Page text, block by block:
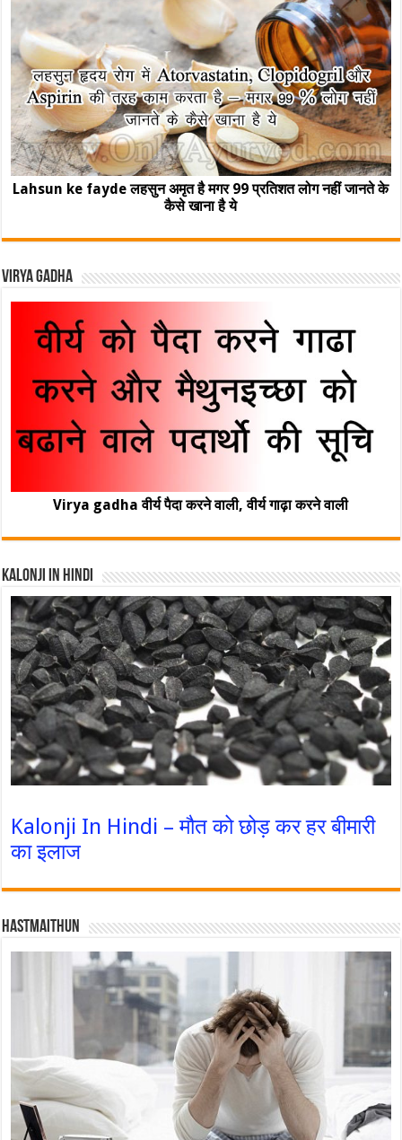
Lahsun ke fayde लहसुन अमृत है मगर 99 प्रतिशत लोग नहीं जानते के
कैसे खाना है ये
Virya Gadha
Virya gadha वीर्य पैदा करने वाली, वीर्य गाढ़ा करने वाली
Kalonji In Hindi
Kalonji In Hindi – मौत को छोड़ कर हर बीमारी
का इलाज
Hastmaithun